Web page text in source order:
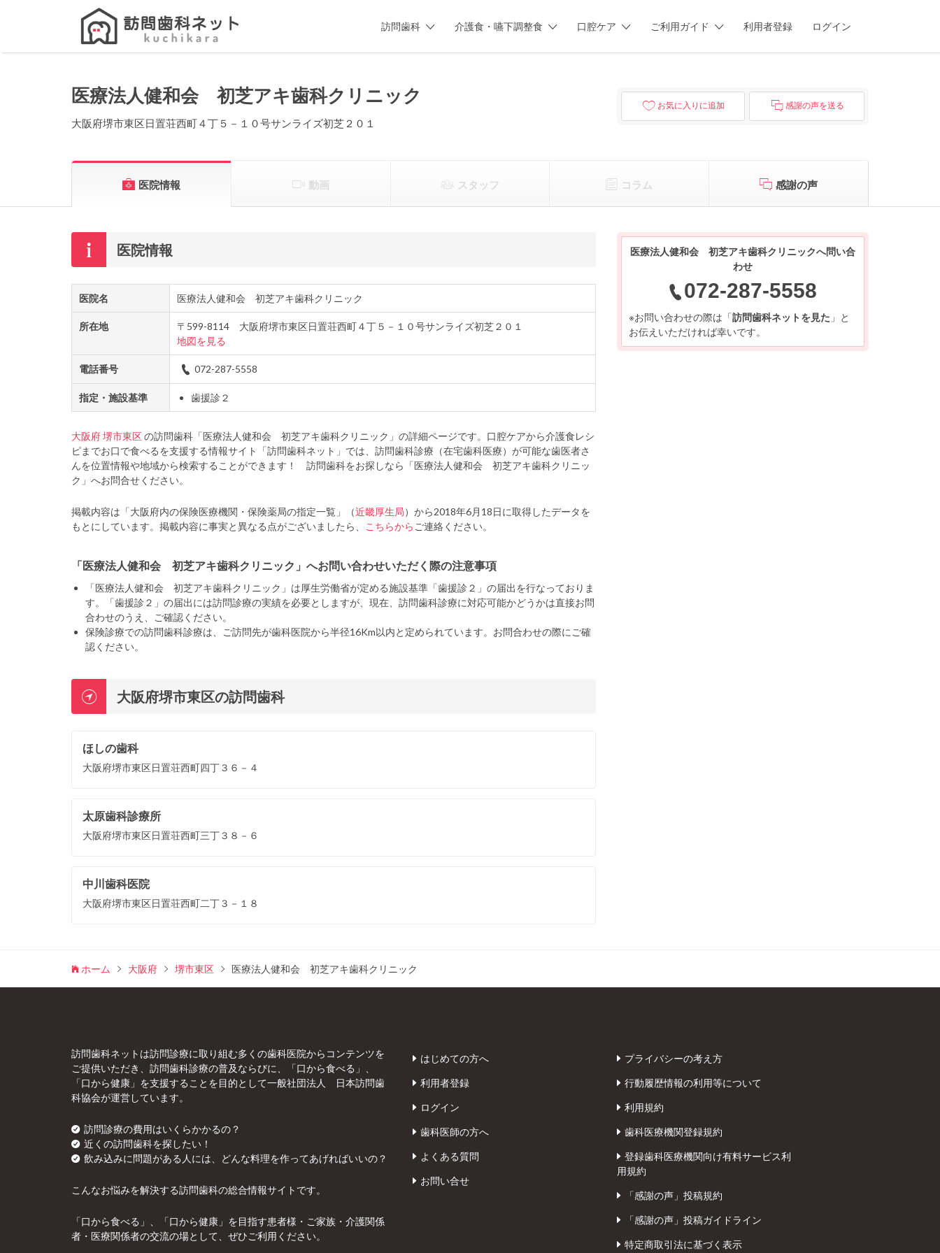
訪問歯科 介護食・嚥下調整食 口腔ケア ご利用ガイド 利用者登録 ログイン
Search
医療法人健和会 初芝アキ歯科クリニック
大阪府堺市東区日置荘西町４丁５－１０号サンライズ初芝２０１
お気に入りに追加 感謝の声を送る
医院情報 動画 スタッフ コラム 感謝の声
医院情報
医院名 医療法人健和会 初芝アキ歯科クリニック
所在地
〒599-8114 大阪府堺市東区日置荘西町４丁５－１０号サンライズ初芝２０１
地図を見る
電話番号 072-287-5558
指定・施設基準 歯援診２
大阪府堺市東区の訪問歯科「医療法人健和会 初芝アキ歯科クリニック」の詳細ページです。口腔ケアから介護食レシ
ピまでお口で食べるを支援する情報サイト「訪問歯科ネット」では、訪問歯科診療（在宅歯科医療）が可能な歯医者さ
んを位置情報や地域から検索することができます！ 訪問歯科をお探しなら「医療法人健和会 初芝アキ歯科クリニッ
ク」へお問合せください。
掲載内容は「大阪府内の保険医療機関・保険薬局の指定一覧」（近畿厚生局）から2018年6月18日に取得したデータを
もとにしています。掲載内容に事実と異なる点がございましたら、
こちらから ご連絡ください。
「医療法人健和会 初芝アキ歯科クリニック」へお問い合わせいただく際の注意事項
「医療法人健和会 初芝アキ歯科クリニック」は厚生労働省が定める施設基準「歯援診２」の届出を行なっておりま
す。「歯援診２」の届出には訪問診療の実績を必要としますが、現在、訪問歯科診療に対応可能かどうかは直接お問
合わせのうえ、ご確認ください。
保険診療での訪問歯科診療は、ご訪問先が歯科医院から半径16Km以内と定められています。お問合わせの際にご確
認ください。
大阪府堺市東区の訪問歯科
ほしの歯科
大阪府堺市東区日置荘西町四丁３６－４
太原歯科診療所
大阪府堺市東区日置荘西町三丁３８－６
中川歯科医院
大阪府堺市東区日置荘西町二丁３－１８
医療法人健和会 初芝アキ歯科クリニックへ問い合
わせ
072-287-5558
※お問い合わせの際は「訪問歯科ネットを見た 」と
お伝えいただければ幸いです。
ホーム 大阪府 堺市東区 医療法人健和会 初芝アキ歯科クリニック
訪問歯科ネットは訪問診療に取り組む多くの歯科医院からコンテンツを
ご提供いただき、訪問歯科診療の普及ならびに、「口から食べる」、
「口から健康」を支援することを目的として一般社団法人 日本訪問歯
科協会が運営しています。
訪問診療の費用はいくらかかるの？
近くの訪問歯科を探したい！
飲み込みに問題がある人には、どんな料理を作ってあげればいいの？
こんなお悩みを解決する訪問歯科の総合情報サイトです。
「口から食べる」、「口から健康」を目指す患者様・ご家族・介護関係
者・医療関係者の交流の場として、ぜひご利用ください。
はじめての方へ
利用者登録
ログイン
歯科医師の方へ
よくある質問
お問い合せ
プライバシーの考え方
行動履歴情報の利用等について
利用規約
歯科医療機関登録規約
登録歯科医療機関向け有料サービス利
用規約
「感謝の声」投稿規約
「感謝の声」投稿ガイドライン
特定商取引法に基づく表示